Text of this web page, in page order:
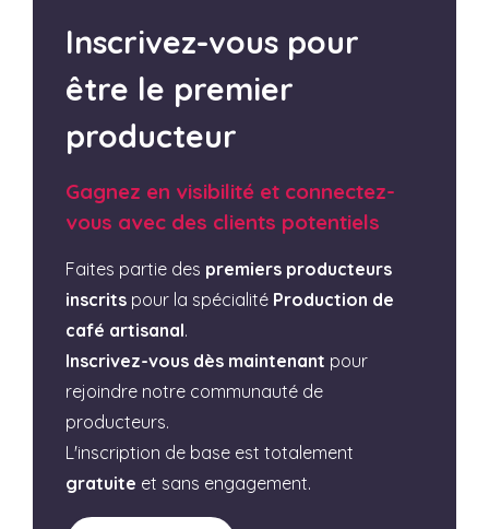
Inscrivez-vous pour
être le premier
producteur
Gagnez en visibilité et connectez-
vous avec des clients potentiels
Faites partie des premiers producteurs
inscrits pour la spécialité Production de
café artisanal.
Inscrivez-vous dès maintenant pour
rejoindre notre communauté de
producteurs.
L'inscription de base est totalement
gratuite et sans engagement.